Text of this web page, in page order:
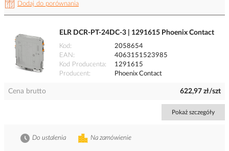
Dodaj do porównania
ELR DCR-PT-24DC-3 | 1291615 Phoenix Contact
Kod
2058654
EAN
4063151523985
Kod Producenta
1291615
Producent
Phoenix Contact
Cena brutto 622,97 zł/szt
Pokaż szczegóły
Na zamówienie
Do ustalenia